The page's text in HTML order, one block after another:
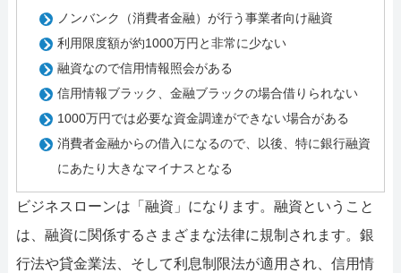
ノンバンク（消費者金融）が行う事業者向け融資
利用限度額が約1000万円と非常に少ない
融資なので信用情報照会がある
信用情報ブラック、金融ブラックの場合借りられない
1000万円では必要な資金調達ができない場合がある
消費者金融からの借入になるので、以後、特に銀行融資
にあたり大きなマイナスとなる
ビジネスローンは「融資」になります。融資ということ
は、融資に関係するさまざまな法律に規制されます。銀
行法や貸金業法、そして利息制限法が適用され、信用情